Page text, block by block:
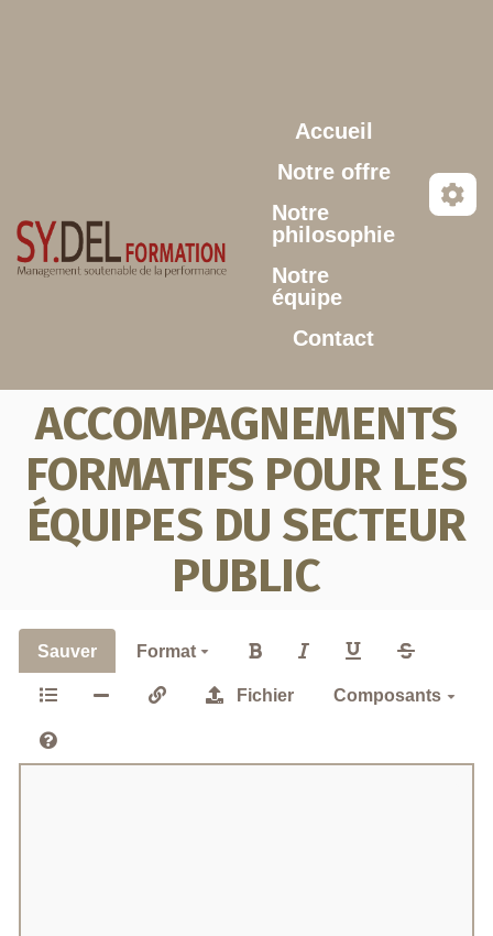
Accueil
Notre offre
Notre
philosophie
Notre
équipe
Contact
ACCOMPAGNEMENTS
FORMATIFS POUR LES
ÉQUIPES DU SECTEUR
PUBLIC
Sauver Format
Fichier Composants